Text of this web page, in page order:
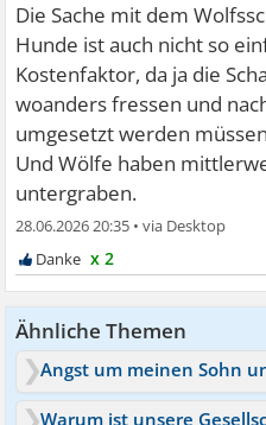
Die Sache mit dem
Hunde ist auch nicht so
Kostenfaktor, da ja die
woanders fressen und
umgesetzt werden
Und Wölfe haben
untergraben.
28.06.2026 20:35 •
x 2
Ähnliche Themen